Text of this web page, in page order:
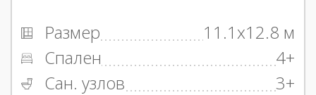
Размер
11.1x12.8 м
Спален
4+
Сан. узлов
3+